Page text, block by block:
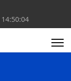
14:50:05